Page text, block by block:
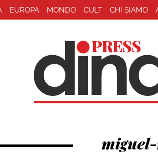
EUROPA MONDO CULT CHI SIAMO